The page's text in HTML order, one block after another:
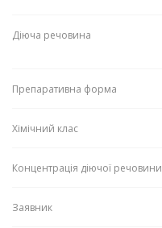
Діюча речовина
Препаративна форма
Хімічний клас
Концентрація діючої речовини
Заявник